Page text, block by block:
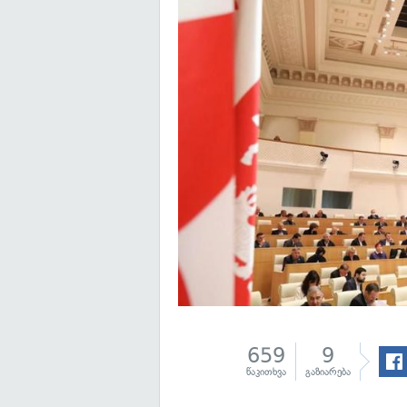
659
წაკითხვა
9
გაზიარება